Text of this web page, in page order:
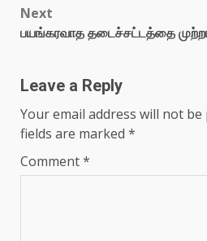
Next
பயங்கரவாத தடைச்சட்டத்தை
Leave a Reply
Your email address will not be
fields are marked *
Comment*